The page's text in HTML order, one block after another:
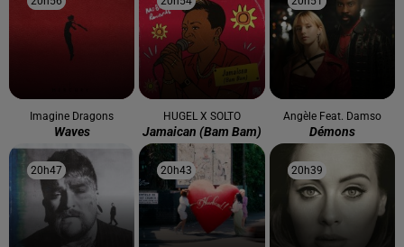
Imagine Dragons
Waves
HUGEL X SOLTO
Jamaican (bam Bam)
Angèle Feat. Damso
Démons
20h47
20h47 20h43
20h43 20h39
20h39